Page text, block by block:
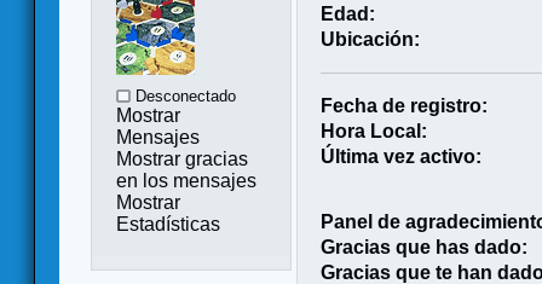
Desconectado
Mostrar
Mensajes
Mostrar gracias
en los mensajes
Mostrar
Estadísticas
Edad:
Ubicación:
Fecha de registro:
Hora Local:
Última vez activo:
Panel de
Gracias que has dado:
Gracias que te han